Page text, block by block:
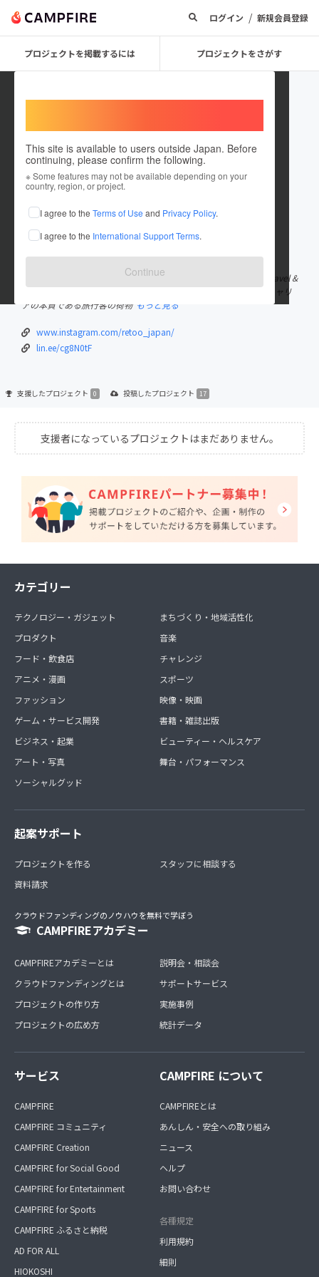
ログイン / 新規会員登録
プロジェクトを掲載するには プロジェクトをさがす
This site is available to users outside Japan. Before
continuing, please confirm the following.
※ Some features may not be available depending on your
country, region, or project.
I agree to the Terms of Use and Privacy Policy.
I agree to the International Support Terms.
Continue
retoo japan
これまでに17件のプロジェクトを投稿しています
在住国：日本 現在地：福岡県
出身国：日本 出身地：東京都
RETOO JAPANは設立したばかりのまだまだ歴史の浅い会社で、Travel &
luggageの本質を考えるキャリアと旅行用品専門ブランドです。キャリ
アの本質である旅行客の荷物 もっと見る
www.instagram.com/retoo_japan/
lin.ee/cg8N0tF
支援したプロジェクト 0 投稿したプロジェクト 17
支援者になっているプロジェクトはまだありません。
カテゴリー
テクノロジー・ガジェット
プロダクト
フード・飲食店
アニメ・漫画
ファッション
ゲーム・サービス開発
ビジネス・起業
アート・写真
ソーシャルグッド
まちづくり・地域活性化
音楽
チャレンジ
スポーツ
映像・映画
書籍・雑誌出版
ビューティー・ヘルスケア
舞台・パフォーマンス
起案サポート
プロジェクトを作る
資料請求
スタッフに相談する
クラウドファンディングのノウハウを無料で学ぼう
CAMPFIREアカデミー
CAMPFIREアカデミーとは
クラウドファンディングとは
プロジェクトの作り方
プロジェクトの広め方
説明会・相談会
サポートサービス
実施事例
統計データ
サービス
CAMPFIRE
CAMPFIRE コミュニティ
CAMPFIRE Creation
CAMPFIRE for Social Good
CAMPFIRE for Entertainment
CAMPFIRE for Sports
CAMPFIRE ふるさと納税
AD FOR ALL
HIOKOSHI
CAMPFIRE について
CAMPFIREとは
あんしん・安全への取り組み
ニュース
ヘルプ
お問い合わせ
各種規定
利用規約
細則